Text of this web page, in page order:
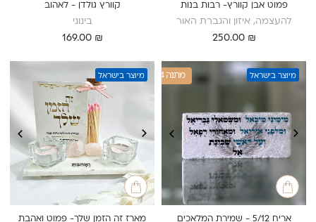
פמוט אבן קוורץ- רבות בנות
להעצמה, איזון והגברת האור
250.00 ₪
קוורץ גולדן - לאהוב
בינוני
169.00 ₪
מיוצר בישראל 1+4 מתנה
אריח 5/12 - שמירת המלאכים
מיוצר בישראל
מארז זה הזמן שלך- פמוט ואהבת